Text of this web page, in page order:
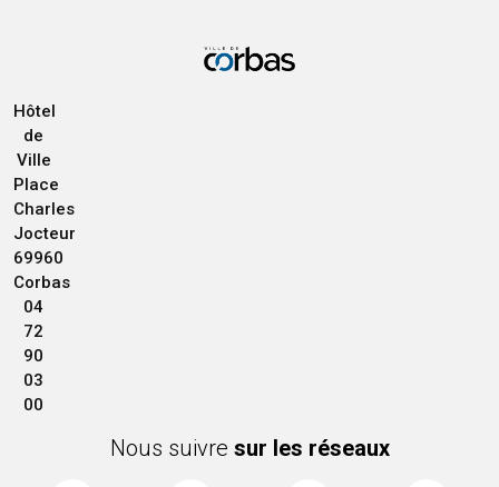
Hôtel
de
Ville
Place
Charles
Jocteur
69960
Corbas
04
72
90
03
00
Nous suivre sur les réseaux